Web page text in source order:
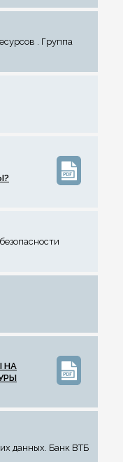
. Группа
НА
данных. Банк ВТБ